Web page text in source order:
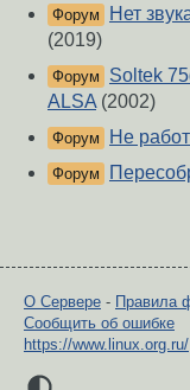
Форум
Нет
(2019)
Форум
Soltek
ALSA (2002)
Форум Не
Форум
О Сервере - Правила
Сообщить об ошибке
https://www.linux.org.ru/